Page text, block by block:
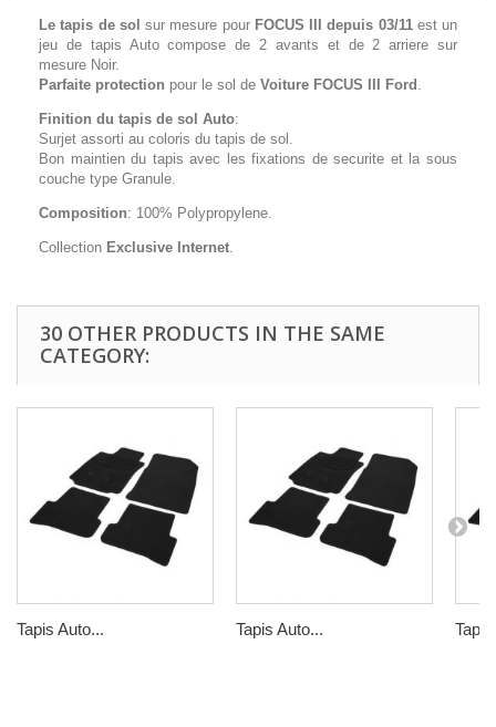
Le tapis de sol sur mesure pourFOCUS III depuis 03/11est un
jeu de tapis Auto compose de 2 avants et de 2 arriere sur
mesure Noir.
Parfaite protection pour le sol de Voiture FOCUS III Ford .
Finition du tapis de sol Auto:
Surjet assorti au coloris du tapis de sol.
Bon maintien du tapis avec les fixations de securite et la sous
couche type Granule.
Composition: 100% Polypropylene.
Collection Exclusive Internet.
30 OTHER PRODUCTS IN THE SAME
CATEGORY:
Tapis Auto... Tapis Auto...